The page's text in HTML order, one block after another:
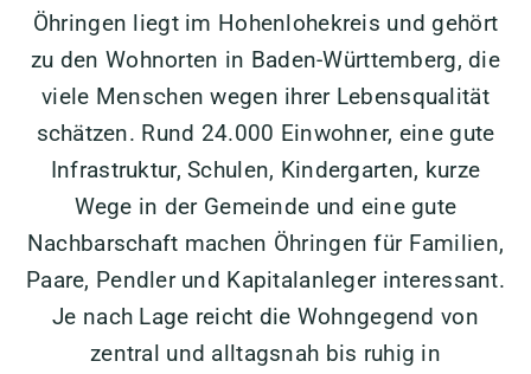
Öhringen liegt im Hohenlohekreis und gehört
zu den Wohnorten in Baden-Württemberg, die
viele Menschen wegen ihrer Lebensqualität
schätzen. Rund 24.000 Einwohner, eine gute
Infrastruktur, Schulen, Kindergarten, kurze
Wege in der Gemeinde und eine gute
Nachbarschaft machen Öhringen für Familien,
Paare, Pendler und Kapitalanleger interessant.
Je nach Lage reicht die Wohngegend von
zentral und alltagsnah bis ruhig in